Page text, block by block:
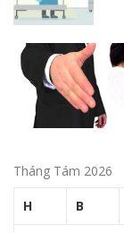
Tháng Tám 2026
H B